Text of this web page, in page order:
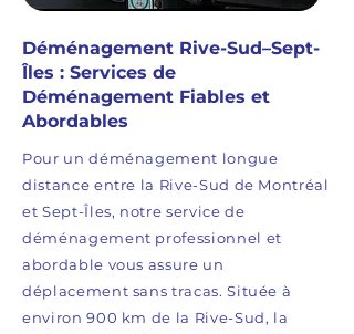
Déménagement Rive-Sud–Sept-
Îles : Services de
Déménagement Fiables et
Abordables
Pour un déménagement longue
distance entre la Rive-Sud de Montréal
et Sept-Îles, notre service de
déménagement professionnel et
abordable vous assure un
déplacement sans tracas. Située à
environ 900 km de la Rive-Sud, la